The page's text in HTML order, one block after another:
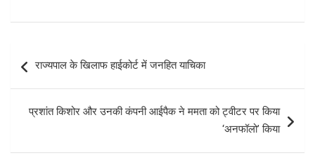
ce
o
o
k
st
o
d
o
n
ail ar
e
navigation
राज्यपाल के खिलाफ हाईकोर्ट में जनहित याचिका
प्रशांत किशोर और उनकी कंपनी आईपैक ने ममता को ट्वीटर पर किया
‘अनफॉलो’ किया